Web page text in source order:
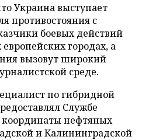
Украина выступает
противостояния с
боевых действий
городах, а
вызовут широкий
среде.
по гибридной
Службе
координаты нефтяных
и Калининградской